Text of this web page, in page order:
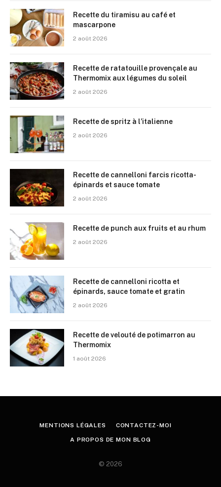
Recette du tiramisu au café et
mascarpone
2 août 2026
Recette de ratatouille provençale au
Thermomix aux légumes du soleil
2 août 2026
Recette de spritz à l’italienne
2 août 2026
Recette de cannelloni farcis ricotta-
épinards et sauce tomate
2 août 2026
Recette de punch aux fruits et au rhum
2 août 2026
Recette de cannelloni ricotta et
épinards, sauce tomate et gratin
2 août 2026
Recette de velouté de potimarron au
Thermomix
1 août 2026
MENTIONS LÉGALES CONTACTEZ-MOI
A PROPOS DE MON BLOG
© 2026